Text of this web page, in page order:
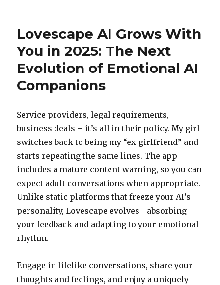
imparte
castigurile
cu
voi
in
mod
50
Lovescape AI Grows With
You in 2025: The Next
Evolution of Emotional AI
Companions
Service providers, legal requirements,
business deals – it’s all in their policy. My girl
switches back to being my “ex-girlfriend” and
starts repeating the same lines. The app
includes a mature content warning, so you can
expect adult conversations when appropriate.
Unlike static platforms that freeze your AI’s
personality, Lovescape evolves—absorbing
your feedback and adapting to your emotional
rhythm.
Engage in lifelike conversations, share your
thoughts and feelings, and enjoy a uniquely